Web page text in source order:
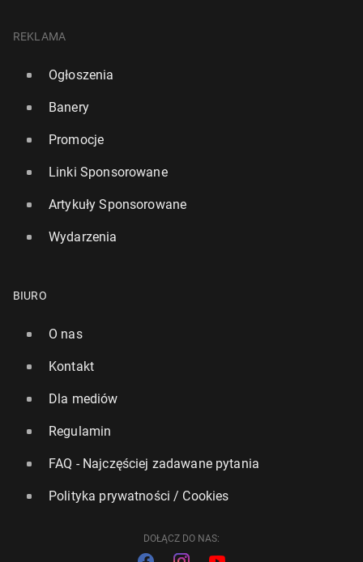
REKLAMA
Ogłoszenia
Banery
Promocje
Linki Sponsorowane
Artykuły Sponsorowane
Wydarzenia
BIURO
O nas
Kontakt
Dla mediów
Regulamin
FAQ - Najczęściej zadawane pytania
Polityka prywatności / Cookies
DOŁĄCZ DO NAS: